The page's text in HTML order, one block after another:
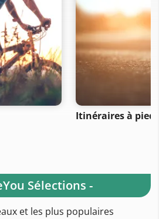
Itinéraires à pied
Sélections -
et les plus populaires